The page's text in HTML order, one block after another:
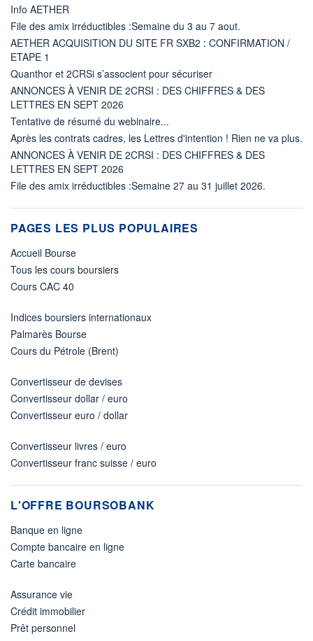
Info AETHER
File des amix irréductibles :Semaine du 3 au 7 aout.
AETHER ACQUISITION DU SITE FR SXB2 : CONFIRMATION /
ETAPE 1
Quanthor et 2CRSi s’associent pour sécuriser
ANNONCES À VENIR DE 2CRSI : DES CHIFFRES & DES
LETTRES EN SEPT 2026
Tentative de résumé du webinaire...
Après les contrats cadres, les Lettres d'intention ! Rien ne va plus.
ANNONCES À VENIR DE 2CRSI : DES CHIFFRES & DES
LETTRES EN SEPT 2026
File des amix irréductibles :Semaine 27 au 31 juillet 2026.
PAGES LES PLUS POPULAIRES
Accueil Bourse
Tous les cours boursiers
Cours CAC 40
Indices boursiers internationaux
Palmarès Bourse
Cours du Pétrole (Brent)
Convertisseur de devises
Convertisseur dollar / euro
Convertisseur euro / dollar
Convertisseur livres / euro
Convertisseur franc suisse / euro
L'OFFRE BOURSOBANK
Banque en ligne
Compte bancaire en ligne
Carte bancaire
Assurance vie
Crédit immobilier
Prêt personnel